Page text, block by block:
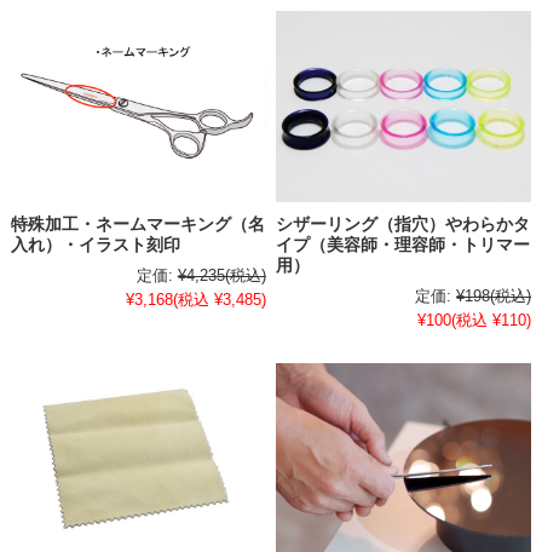
特殊加工・ネームマーキング（名
入れ）・イラスト刻印
定価: ¥4,235(税込)
¥3,168(税込 ¥3,485)
シザーリング（指穴）やわらかタ
イプ（美容師・理容師・トリマー
用）
定価: ¥198(税込)
¥100(税込 ¥110)